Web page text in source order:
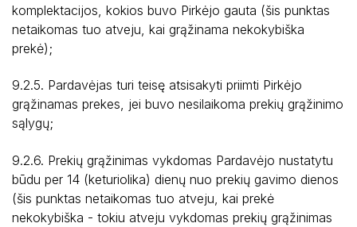
komplektacijos, kokios buvo Pirkėjo gauta (šis punktas
netaikomas tuo atveju, kai grąžinama nekokybiška
prekė);
9.2.5. Pardavėjas turi teisę atsisakyti priimti Pirkėjo
grąžinamas prekes, jei buvo nesilaikoma prekių grąžinimo
sąlygų;
9.2.6. Prekių grąžinimas vykdomas Pardavėjo nustatytu
būdu per 14 (keturiolika) dienų nuo prekių gavimo dienos
(šis punktas netaikomas tuo atveju, kai prekė
nekokybiška - tokiu atveju vykdomas prekių grąžinimas